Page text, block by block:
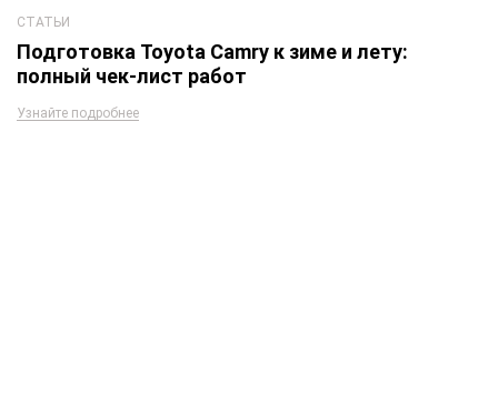
СТАТЬИ
Подготовка Toyota Camry к зиме и лету:
полный чек-лист работ
Узнайте подробнее